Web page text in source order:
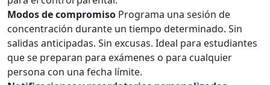
Modos de compromiso Programa una sesión de
concentración durante un tiempo determinado. Sin
salidas anticipadas. Sin excusas. Ideal para estudiantes
que se preparan para exámenes o para cualquier
persona con una fecha límite.